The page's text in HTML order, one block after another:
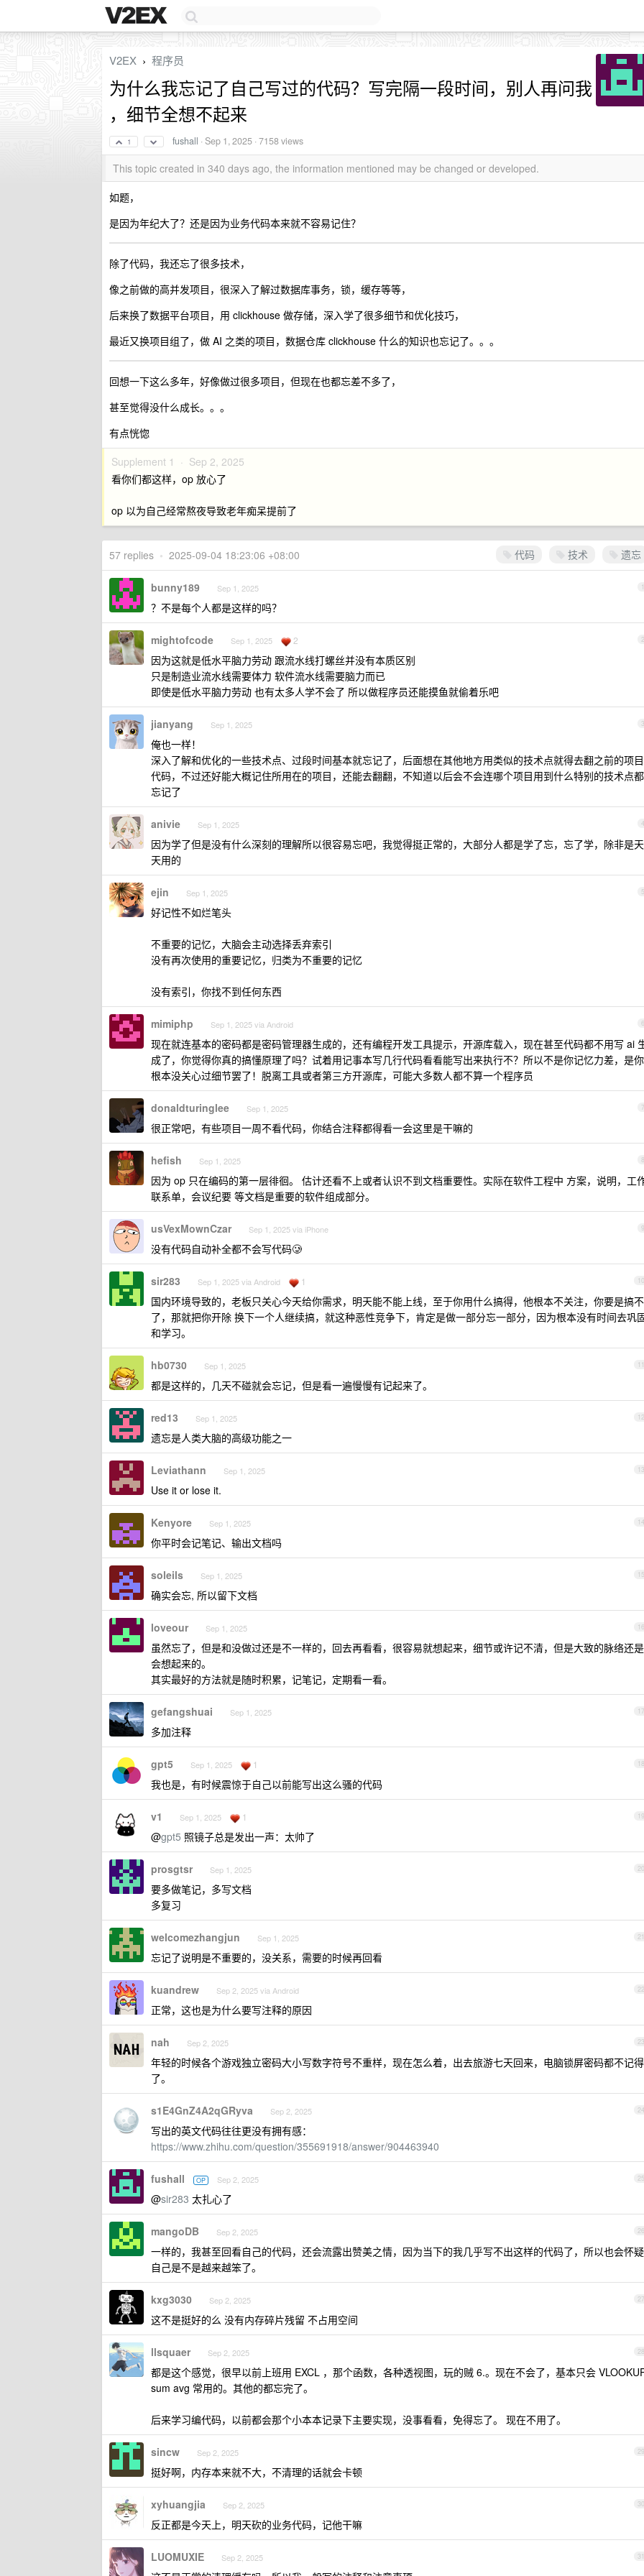
V2EX › 程序员
为什么我忘记了自己写过的代码？写完隔一段时间，别人再问我
，细节全想不起来
1 fushall ·Sep 1, 2025 · 7158 views
This topic created in 340 days ago, the information mentioned may be changed or developed.
如题，
是因为年纪大了？还是因为业务代码本来就不容易记住？
除了代码，我还忘了很多技术，
像之前做的高并发项目，很深入了解过数据库事务，锁，缓存等等，
后来换了数据平台项目，用 clickhouse 做存储，深入学了很多细节和优化技巧，
最近又换项目组了，做 AI 之类的项目，数据仓库 clickhouse 什么的知识也忘记了。。。
回想一下这么多年，好像做过很多项目，但现在也都忘差不多了，
甚至觉得没什么成长。。。
有点恍惚
Supplement 1 · Sep 2, 2025
看你们都这样，op 放心了
op 以为自己经常熬夜导致老年痴呆提前了
代码 技术 遗忘
57 replies • 2025-09-04 18:23:06 +08:00
1
bunny189 Sep 1, 2025
？不是每个人都是这样的吗？
2
mightofcode Sep 1, 2025 2
因为这就是低水平脑力劳动 跟流水线打螺丝并没有本质区别
只是制造业流水线需要体力 软件流水线需要脑力而已
即使是低水平脑力劳动 也有太多人学不会了 所以做程序员还能摸鱼就偷着乐吧
3
jianyang Sep 1, 2025
俺也一样！
深入了解和优化的一些技术点、过段时间基本就忘记了，后面想在其他地方用类似的技术点就得去翻之前的项目
代码，不过还好能大概记住所用在的项目，还能去翻翻，不知道以后会不会连哪个项目用到什么特别的技术点都
忘记了
4
anivie Sep 1, 2025
因为学了但是没有什么深刻的理解所以很容易忘吧，我觉得挺正常的，大部分人都是学了忘，忘了学，除非是天
天用的
5
ejin Sep 1, 2025
好记性不如烂笔头
不重要的记忆，大脑会主动选择丢弃索引
没有再次使用的重要记忆，归类为不重要的记忆
没有索引，你找不到任何东西
6
mimiphp Sep 1, 2025 via Android
现在就连基本的密码都是密码管理器生成的，还有编程开发工具提示，开源库载入，现在甚至代码都不用写 ai
成了，你觉得你真的搞懂原理了吗？试着用记事本写几行代码看看能写出来执行不？所以不是你记忆力差，是你
根本没关心过细节罢了！脱离工具或者第三方开源库，可能大多数人都不算一个程序员
7
donaldturinglee Sep 1, 2025
很正常吧，有些项目一周不看代码，你结合注释都得看一会这里是干嘛的
8
hefish Sep 1, 2025
因为 op 只在编码的第一层徘徊。 估计还看不上或者认识不到文档重要性。实际在软件工程中 方案，说明，工
联系单，会议纪要 等文档是重要的软件组成部分。
9
usVexMownCzar Sep 1, 2025 via iPhone
没有代码自动补全都不会写代码🥲
10
sir283 Sep 1, 2025 via Android 1
国内环境导致的，老板只关心今天给你需求，明天能不能上线，至于你用什么搞得，他根本不关注，你要是搞不
了，那就把你开除 换下一个人继续搞，就这种恶性竞争下，肯定是做一部分忘一部分，因为根本没有时间去巩
和学习。
11
hb0730 Sep 1, 2025
都是这样的，几天不碰就会忘记，但是看一遍慢慢有记起来了。
12
red13 Sep 1, 2025
遗忘是人类大脑的高级功能之一
13
Leviathann Sep 1, 2025
Use it or lose it.
14
Kenyore Sep 1, 2025
你平时会记笔记、输出文档吗
15
soleils Sep 1, 2025
确实会忘, 所以留下文档
16
loveour Sep 1, 2025
虽然忘了，但是和没做过还是不一样的，回去再看看，很容易就想起来，细节或许记不清，但是大致的脉络还是
会想起来的。
其实最好的方法就是随时积累，记笔记，定期看一看。
17
gefangshuai Sep 1, 2025
多加注释
18
gpt5 Sep 1, 2025 1
我也是，有时候震惊于自己以前能写出这么骚的代码
19
v1 Sep 1, 2025 1
@gpt5 照镜子总是发出一声：太帅了
20
prosgtsr Sep 1, 2025
要多做笔记，多写文档
多复习
21
welcomezhangjun Sep 1, 2025
忘记了说明是不重要的，没关系，需要的时候再回看
22
kuandrew Sep 2, 2025 via Android
正常，这也是为什么要写注释的原因
23
nah Sep 2, 2025
年轻的时候各个游戏独立密码大小写数字符号不重样，现在怎么着，出去旅游七天回来，电脑锁屏密码都不记得
了。
24
s1E4GnZ4A2qGRyva Sep 2, 2025
写出的英文代码往往更没有拥有感：
https://www.zhihu.com/question/355691918/answer/904463940
25
fushall OP Sep 2, 2025
@sir283 太扎心了
26
mangoDB Sep 2, 2025
一样的，我甚至回看自己的代码，还会流露出赞美之情，因为当下的我几乎写不出这样的代码了，所以也会怀疑
自己是不是越来越笨了。
27
kxg3030 Sep 2, 2025
这不是挺好的么 没有内存碎片残留 不占用空间
28
llsquaer Sep 2, 2025
都是这个感觉，很早以前上班用 EXCL ，那个函数，各种透视图，玩的贼 6.。现在不会了，基本只会
sum avg 常用的。其他的都忘完了。
后来学习编代码，以前都会那个小本本记录下主要实现，没事看看，免得忘了。 现在不用了。
29
sincw Sep 2, 2025
挺好啊，内存本来就不大，不清理的话就会卡顿
30
xyhuangjia Sep 2, 2025
反正都是今天上，明天砍的业务代码，记他干嘛
31
LUOMUXIE Sep 2, 2025